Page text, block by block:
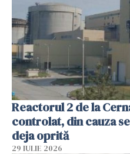
Reactorul 2 de la
controlat, din cauza
deja oprită
29 IULIE 2026